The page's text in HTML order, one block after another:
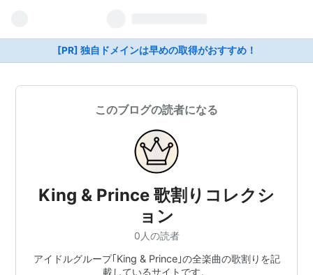
[PR] 独自ドメインは早めの取得がおすすめ！
このブログの読者になる
King & Prince 歌割りコレクシ
ョン
0人の読者
アイドルグループ｢King & Prince｣の全楽曲の歌割りを記
載しているサイトです。